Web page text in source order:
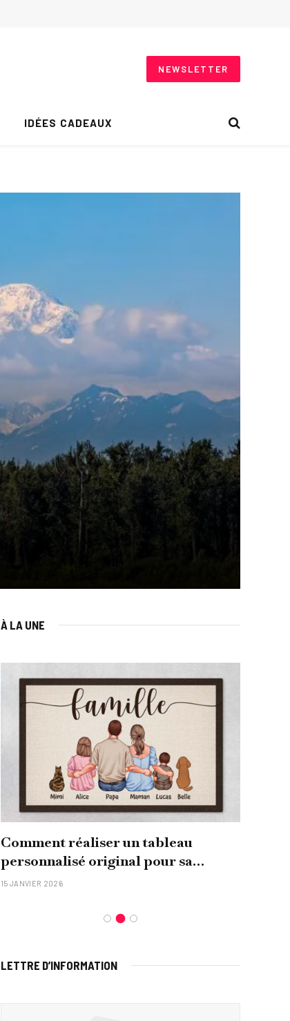
NEWSLETTER
IDÉES CADEAUX
À LA UNE
Comment réaliser un tableau
personnalisé original pour sa
famille ?
15 JANVIER 2026
LETTRE D’INFORMATION